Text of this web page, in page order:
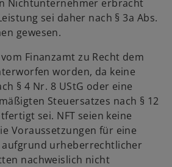
Nichtunternehmer erbracht
sei daher nach § 3a Abs.
gewesen.
Finanzamt zu Recht dem
worden, da keine
§ 4 Nr. 8 UStG oder eine
Steuersatzes nach § 12
sei. NFT seien keine
Voraussetzungen für eine
urheberrechtlicher
nachweislich nicht